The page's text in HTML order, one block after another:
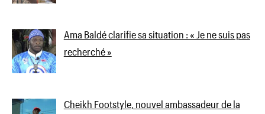
Ama Baldé clarifie sa situation : « Je ne suis pas
recherché »
Cheikh Footstyle, nouvel ambassadeur de la